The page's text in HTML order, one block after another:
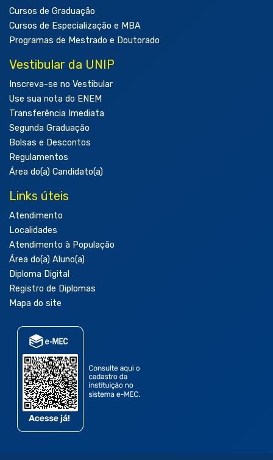
Cursos de Graduação
Cursos de Especialização e MBA
Programas de Mestrado e Doutorado
Vestibular da UNIP
Inscreva-se no Vestibular
Use sua nota do ENEM
Transferência Imediata
Segunda Graduação
Bolsas e Descontos
Regulamentos
Área do(a) Candidato(a)
Links úteis
Atendimento
Localidades
Atendimento à População
Área do(a) Aluno(a)
Diploma Digital
Registro de Diplomas
Mapa do site